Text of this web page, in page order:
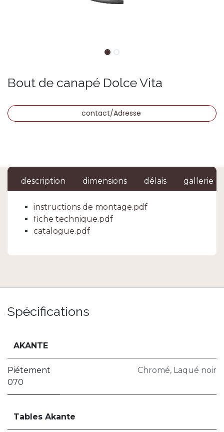
Bout de canapé Dolce Vita
contact/Adresse
description dimensions délais gallerie
instructions de montage.pdf
fiche technique.pdf
catalogue.pdf
Spécifications
AKANTE
Piétement
070
Chromé, Laqué noir
Tables Akante